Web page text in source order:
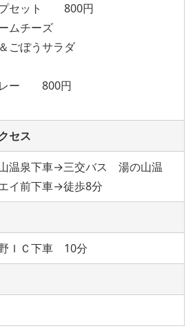
プセット 800円
ムチーズ
ごぼうサラダ
レー 800円
セス
温泉下車→三交バス 湯の山温
イ前下車→徒歩8分
ＩＣ下車 10分